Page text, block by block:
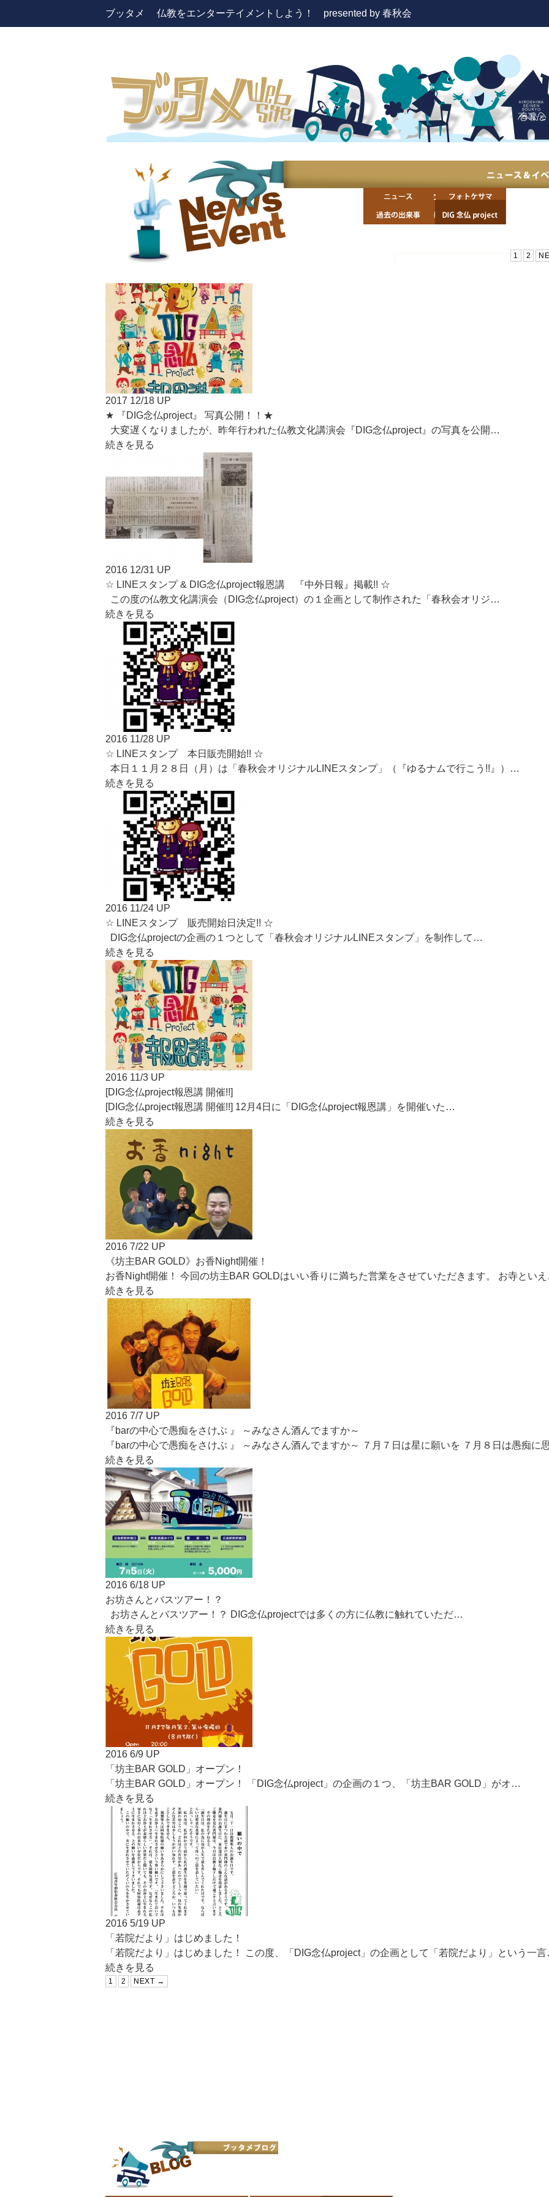
ブッタメ 仏教をエンターテイメントしよう！ presented by 春秋会
1 2
2017 12/18 UP
★ 『DIG念仏project』 写真公開！！★
大変遅くなりましたが、昨年行われた仏教文化講演会『DIG念仏project』の写真を公開…
続きを見る
2016 12/31 UP
☆ LINEスタンプ & DIG念仏project報恩講 『中外日報』掲載!! ☆
この度の仏教文化講演会（DIG念仏project）の１企画として制作された「春秋会オリジ…
続きを見る
2016 11/28 UP
☆ LINEスタンプ 本日販売開始!! ☆
本日１１月２８日（月）は「春秋会オリジナルLINEスタンプ」（『ゆるナムで行こう!!』）…
続きを見る
2016 11/24 UP
☆ LINEスタンプ 販売開始日決定!! ☆
DIG念仏projectの企画の１つとして「春秋会オリジナルLINEスタンプ」を制作して…
続きを見る
2016 11/3 UP
[DIG念仏project報恩講 開催!!]
[DIG念仏project報恩講 開催!!] 12月4日に「DIG念仏project報恩講」を開催いた…
続きを見る
2016 7/22 UP
《坊主BAR GOLD》お香Night開催！
お香Night開催！ 今回の坊主BAR GOLDはいい香りに満ちた営業をさせていただきます。 お寺とい
続きを見る
2016 7/7 UP
『barの中心で愚痴をさけぶ 』 ～みなさん酒んでますか～
『barの中心で愚痴をさけぶ 』 ～みなさん酒んでますか～ ７月７日は星に願いを ７月８日は愚痴に
続きを見る
2016 6/18 UP
お坊さんとバスツアー！？
お坊さんとバスツアー！？ DIG念仏projectでは多くの方に仏教に触れていただ…
続きを見る
2016 6/9 UP
「坊主BAR GOLD」オープン！
「坊主BAR GOLD」オープン！ 「DIG念仏project」の企画の１つ、「坊主BAR GOLD」がオ…
続きを見る
2016 5/19 UP
「若院だより」はじめました！
「若院だより」はじめました！ この度、「DIG念仏project」の企画として「若院だより」という一
続きを見る
1 2 NEXT →